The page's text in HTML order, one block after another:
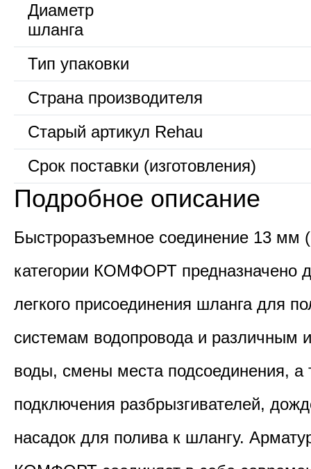
Диаметр
шланга
Тип упаковки
Страна производителя
Старый артикул Rehau
Срок поставки (изготовления)
Подробное описание
Быстроразъемное соединение 13 мм
категории КОМФОРТ предназначено
легкого присоединения шланга для
системам водопровода и различным
воды, смены места подсоединения, а
подключения разбрызгивателей,
насадок для полива к шлангу.